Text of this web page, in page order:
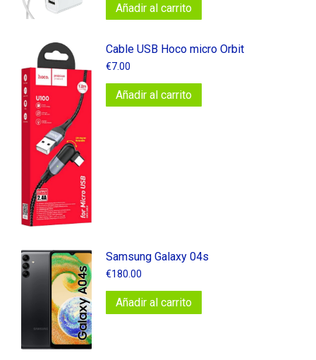
Añadir al carrito
Cable USB Hoco micro Orbit
€7.00
Añadir al carrito
Samsung Galaxy 04s
€180.00
Añadir al carrito